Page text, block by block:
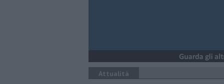
Attualità